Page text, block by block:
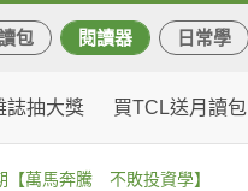
包 閱讀器 日常學
誌抽大獎 買TCL送月讀包
【萬馬奔騰 不敗投資學】